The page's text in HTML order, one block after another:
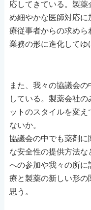
応してきている。製薬
め細やかな医師対応
療従事者からの求め
業務の形に進化してゆ
また、我々の協議会
している。製薬会社
ットのスタイルを変
ないか。
協議会の中でも薬剤
な安全性の提供方法
への参加や我々の所
療と製薬の新しい形の
思う。